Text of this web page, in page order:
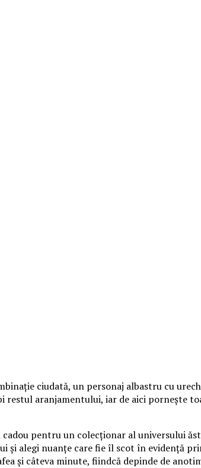
ciudată, un personaj albastru cu
aranjamentului, iar de aici pornește
pentru un colecționar al universului
și alegi nuanțe care fie îl scot în evidență
și câteva minute, fiindcă depinde de